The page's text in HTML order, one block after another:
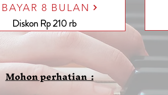
BAYAR 8 BULAN
Diskon Rp 210 rb
Mohon perhatian :